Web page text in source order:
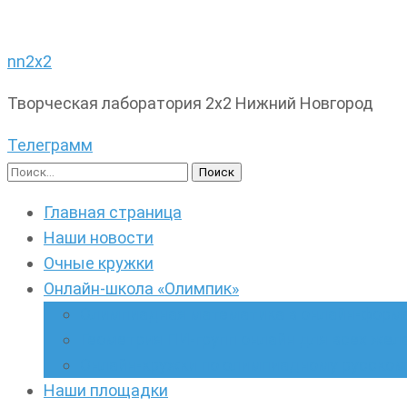
nn2x2
Творческая лаборатория 2х2 Нижний Новгород
Телеграмм
Найти:
Главная страница
Наши новости
Очные кружки
Онлайн-школа «Олимпик»
Наши площадки